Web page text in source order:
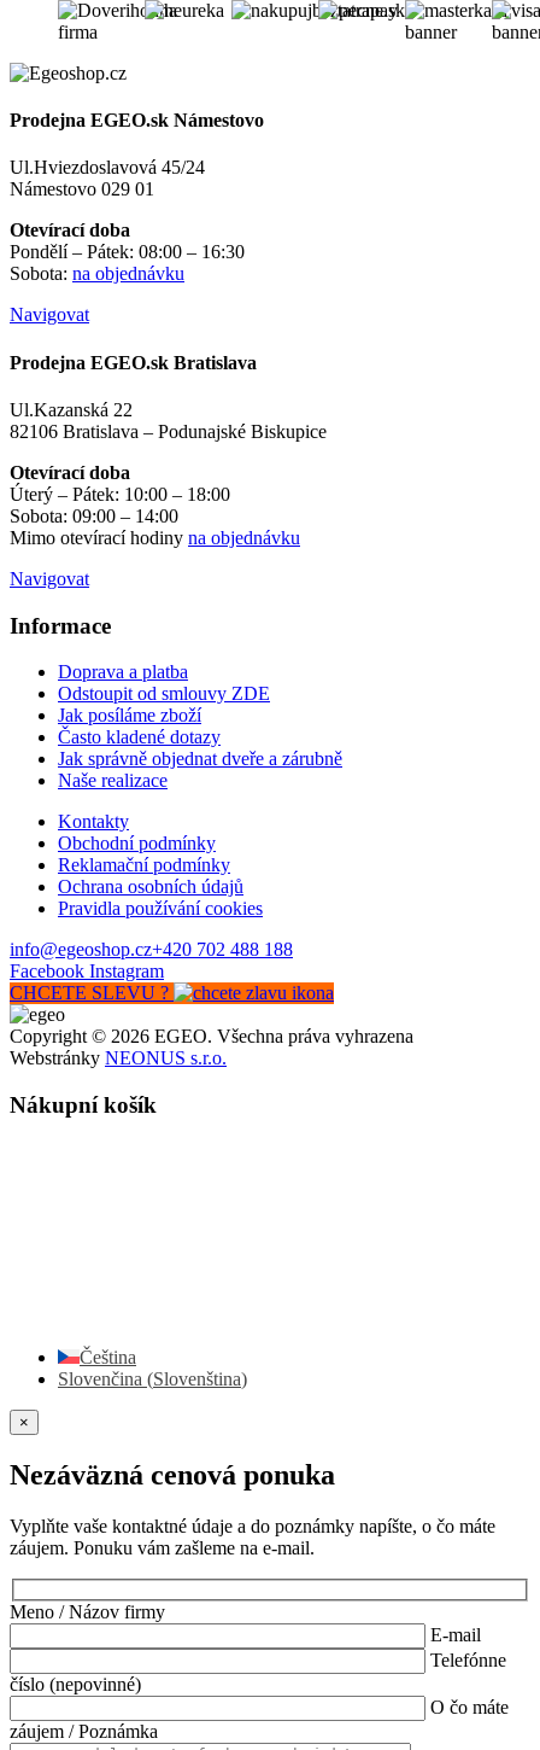
Prodejna EGEO.sk Námestovo
Ul.Hviezdoslavová 45/24
Námestovo 029 01
Otevírací doba
Pondělí – Pátek: 08:00 – 16:30
Sobota: na objednávku
Navigovat
Prodejna EGEO.sk Bratislava
Ul.Kazanská 22
82106 Bratislava – Podunajské Biskupice
Otevírací doba
Úterý – Pátek: 10:00 – 18:00
Sobota: 09:00 – 14:00
Mimo otevírací hodiny na objednávku
Navigovat
Informace
Doprava a platba
Odstoupit od smlouvy ZDE
Jak posíláme zboží
Často kladené dotazy
Jak správně objednat dveře a zárubně
Naše realizace
Kontakty
Obchodní podmínky
Reklamační podmínky
Ochrana osobních údajů
Pravidla používání cookies
info@egeoshop.cz+420 702 488 188
Facebook Instagram
CHCETE SLEVU ?
Copyright © 2026 EGEO. Všechna práva vyhrazena
Webstránky NEONUS s.r.o.
Nákupní košík
Čeština
Slovenčina (Slovenština)
×
Nezáväzná cenová ponuka
Vyplňte vaše kontaktné údaje a do poznámky napíšte, o čo máte
záujem. Ponuku vám zašleme na e-mail.
Meno / Názov firmy
E-mail
Telefónne
číslo (nepovinné)
O čo máte
záujem / Poznámka